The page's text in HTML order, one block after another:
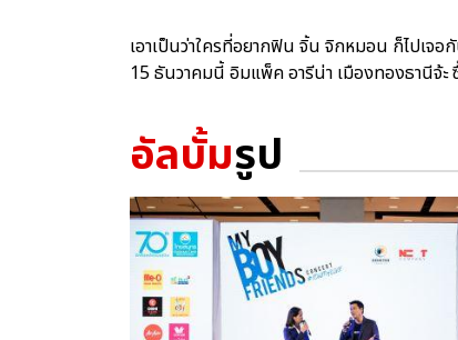
เอาเป็นว่าใครที่อยากฟิน จิ้น จิกหมอน ก็ไปเจ
15 ธันวาคมนี้ อิมแพ็ค อารีน่า เมืองทองธานีจ้ะ
อัลบั้มรูป